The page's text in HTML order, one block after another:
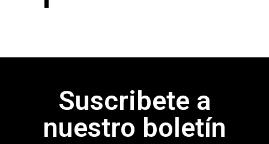
Suscribete a
nuestro boletín